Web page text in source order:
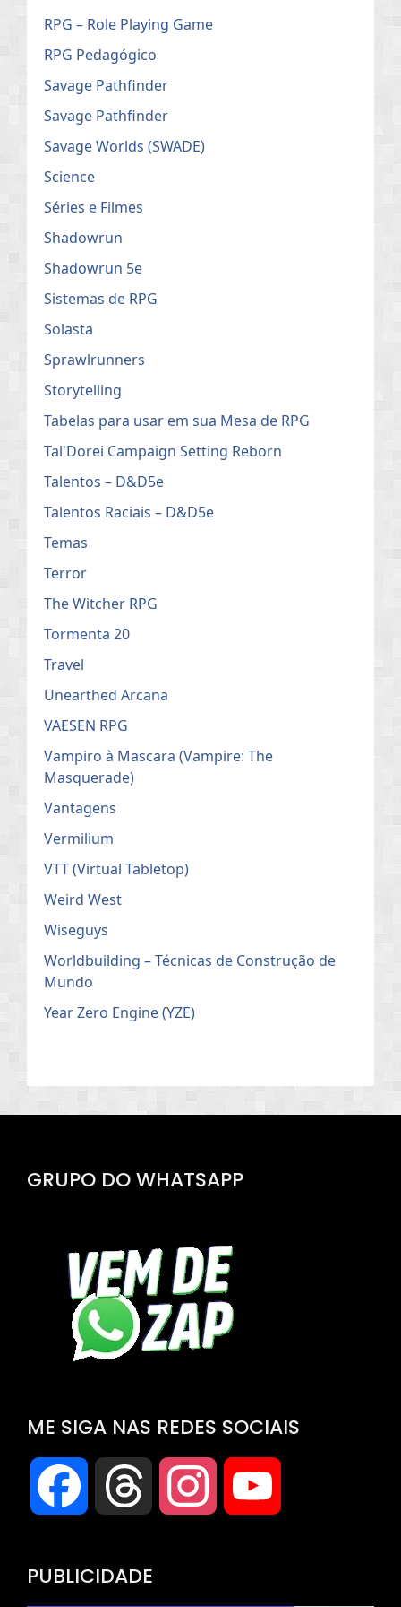
RPG – Role Playing Game
RPG Pedagógico
Savage Pathfinder
Savage Pathfinder
Savage Worlds (SWADE)
Science
Séries e Filmes
Shadowrun
Shadowrun 5e
Sistemas de RPG
Solasta
Sprawlrunners
Storytelling
Tabelas para usar em sua Mesa de RPG
Tal'Dorei Campaign Setting Reborn
Talentos – D&D5e
Talentos Raciais – D&D5e
Temas
Terror
The Witcher RPG
Tormenta 20
Travel
Unearthed Arcana
VAESEN RPG
Vampiro à Mascara (Vampire: The
Masquerade)
Vantagens
Vermilium
VTT (Virtual Tabletop)
Weird West
Wiseguys
Worldbuilding – Técnicas de Construção de
Mundo
Year Zero Engine (YZE)
GRUPO DO WHATSAPP
ME SIGA NAS REDES SOCIAIS
Facebook Threads Instagram
PUBLICIDADE